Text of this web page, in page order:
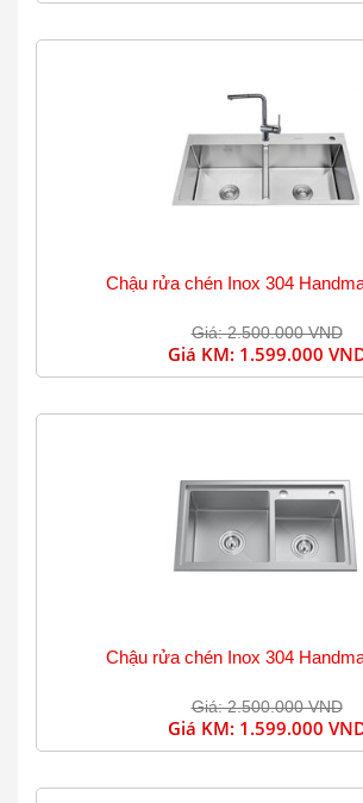
Chậu rửa chén Inox 304
Giá: 2.500.000 VND
Giá KM: 1.599.000
Chậu rửa chén Inox 304
Giá: 2.500.000 VND
Giá KM: 1.599.000